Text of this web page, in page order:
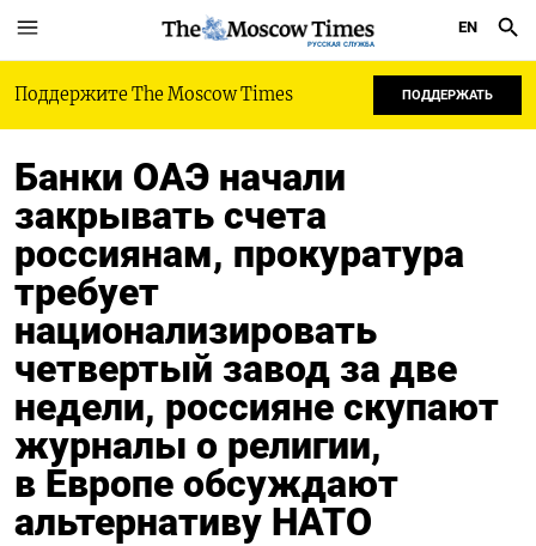
РУССКАЯ СЛУЖБА
EN
Поддержите The Moscow Times ПОДДЕРЖАТЬ
Банки ОАЭ начали
закрывать счета
россиянам, прокуратура
требует
национализировать
четвертый завод за две
недели, россияне скупают
журналы о религии,
в Европе обсуждают
альтернативу НАТО